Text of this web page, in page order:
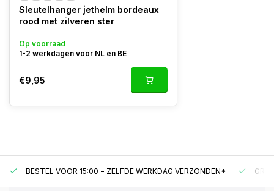
Sleutelhanger jethelm bordeaux
rood met zilveren ster
Op voorraad
1-2 werkdagen voor NL en BE
€9,95
BESTEL VOOR 15:00 = ZELFDE WERKDAG VERZONDEN*